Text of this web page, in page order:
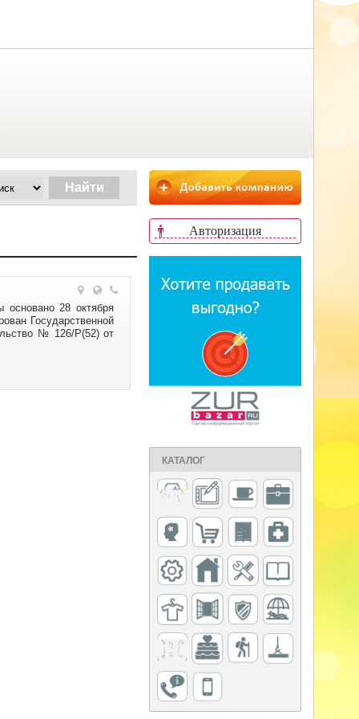
Авторизация
КАТАЛОГ
основано 28 октября
Государственной
№ 126/Р(52) от